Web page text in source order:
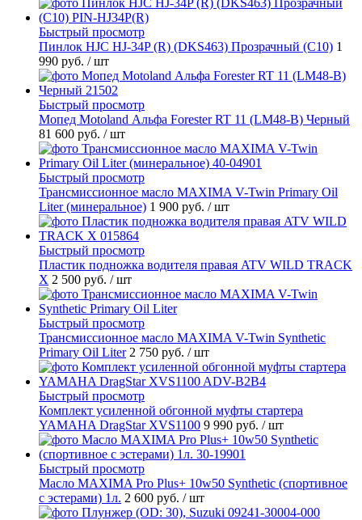
Быстрый просмотр
Пинлок HJC HJ-34P (R) (DKS463) Прозрачный (C10) 1
990 руб. / шт
Быстрый просмотр
Мопед Motoland Альфа Forester RT 11 (LM48-B) Черный
81 600 руб. / шт
Быстрый просмотр
Трансмиссионное масло MAXIMA V-Twin Primary Oil
Liter (минеральное) 1 900 руб. / шт
Быстрый просмотр
Пластик подножка водителя правая ATV WILD TRACK
X 2 500 руб. / шт
Быстрый просмотр
Трансмиссионное масло MAXIMA V-Twin Synthetic
Primary Oil Liter 2 750 руб. / шт
Быстрый просмотр
Комплект усиленной обгонной муфты стартера
YAMAHA DragStar XVS1100 9 990 руб. / шт
Быстрый просмотр
Масло MAXIMA Pro Plus+ 10w50 Synthetic (спортивное
с эстерами) 1л. 2 600 руб. / шт